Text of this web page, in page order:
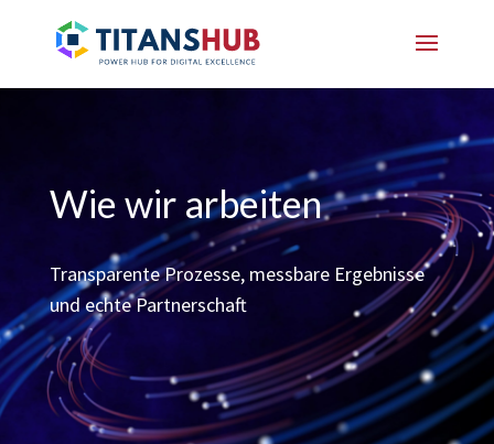
Wie wir arbeiten
Transparente Prozesse, messbare Ergebnisse
und echte Partnerschaft